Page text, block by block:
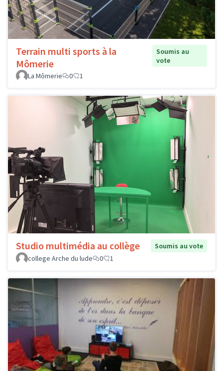
Terrain multi sports à la
Mômerie
Soumis au
vote
La Mômerie
0 1
Studio multimédia au collège
Soumis au vote
college Arche du lude
0 1